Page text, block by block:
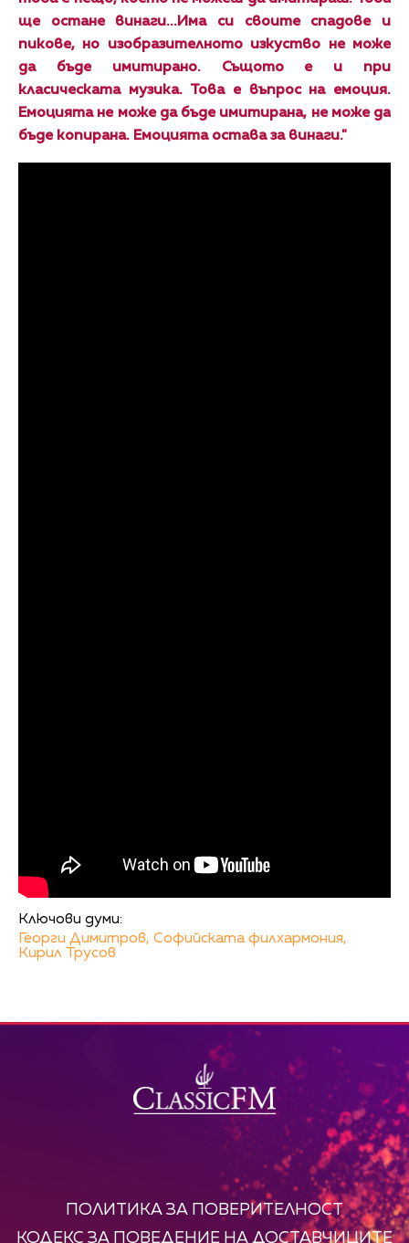
ще остане винаги...Има си своите спадове и
пикове, но изобразителното изкуство не може
да бъде имитирано. Същото е и при
класическата музика. Това е въпрос на емоция.
Емоцията не може да бъде имитирана, не може да
бъде копирана. Емоцията остава за винаги."
Ключови думи:
Георги Димитров, Софийската филхармония,
Кирил Трусов
ПОЛИТИКА ЗА ПОВЕРИТЕЛНОСТ
КОДЕКС ЗА ПОВЕДЕНИЕ НА ДОСТАВЧИЦИТЕ